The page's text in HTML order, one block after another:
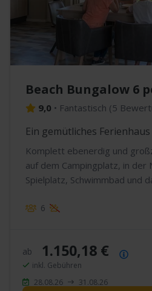
Beach Bungalow 6
9,0 • Fantastisch (5
Komplett ebenerdig und
auf dem Campingplatz, in der
Spielplatz, Schwimmbad und
6
ab 1.150,18 €
inkl. Gebühren
28.08.26
31.08.26